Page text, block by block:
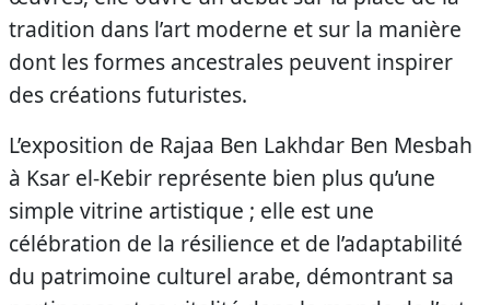
tradition dans l’art moderne et sur la manière
dont les formes ancestrales peuvent inspirer
des créations futuristes.
L’exposition de Rajaa Ben Lakhdar Ben Mesbah
à Ksar el-Kebir représente bien plus qu’une
simple vitrine artistique ; elle est une
célébration de la résilience et de l’adaptabilité
du patrimoine culturel arabe, démontrant sa